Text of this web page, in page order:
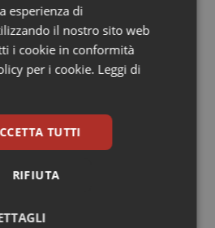
& Rettocolite Ulcerosa
Infermieristica 2026: nuovi
e autonomia
Medica 2026: guidare team
alte prestazioni
applicazioni concrete e
esperienza di
il nostro sito web
i cookie in conformità
per i cookie. Leggi di
TUTTI
RIFIUTA